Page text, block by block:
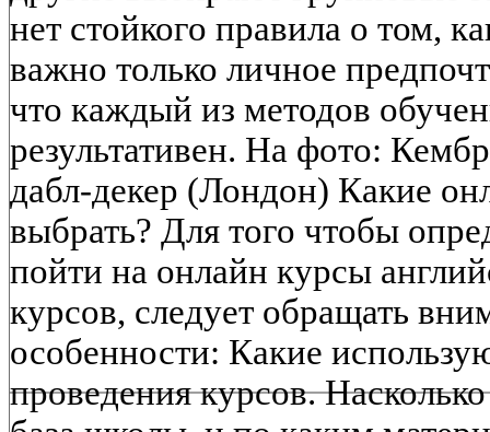
нет стойкого правила о том,
важно только личное
что каждый из методов
результативен. На фото:
дабл-декер (Лондон) Какие
выбрать? Для того чтобы
пойти на онлайн курсы
курсов, следует обращать
особенности: Какие
проведения курсов.